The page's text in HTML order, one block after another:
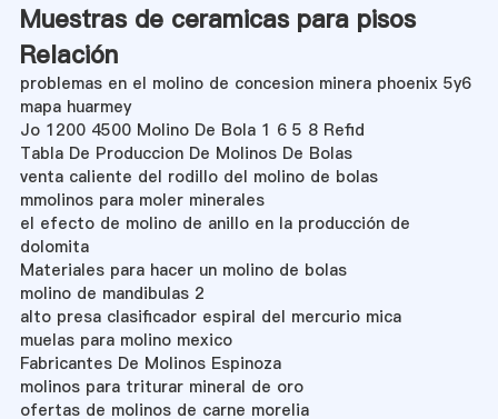
Muestras de ceramicas para pisos
Relación
problemas en el molino de concesion minera phoenix 5y6
mapa huarmey
Jo 1200 4500 Molino De Bola 1 6 5 8 Refid
Tabla De Produccion De Molinos De Bolas
venta caliente del rodillo del molino de bolas
mmolinos para moler minerales
el efecto de molino de anillo en la producción de
dolomita
Materiales para hacer un molino de bolas
molino de mandibulas 2
alto presa clasificador espiral del mercurio mica
muelas para molino mexico
Fabricantes De Molinos Espinoza
molinos para triturar mineral de oro
ofertas de molinos de carne morelia